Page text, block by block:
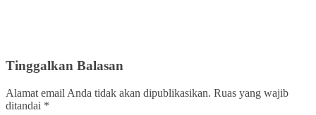
Tinggalkan Balasan
Alamat email Anda tidak akan dipublikasikan. Ruas yang wajib
ditandai *